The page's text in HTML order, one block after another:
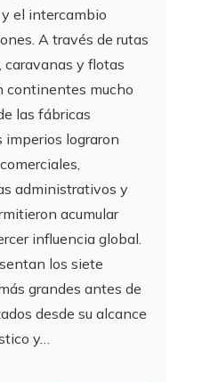
el intercambio
A través de rutas
caravanas y flotas
continentes mucho
las fábricas
imperios lograron
administrativos y
acumular
influencia global.
los siete
grandes antes de
desde su alcance
y…